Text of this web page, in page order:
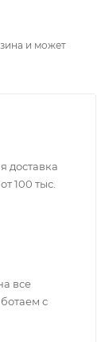
и может
доставка
100 тыс.
все
с